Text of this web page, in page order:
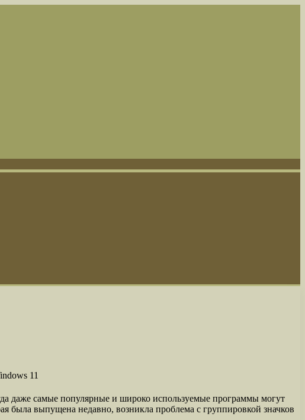
даже самые популярные и широко используемые программы могут
была выпущена недавно, возникла проблема с группировкой значков